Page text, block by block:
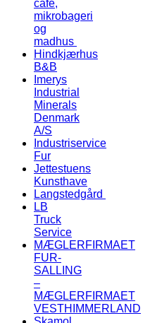
café,
mikrobageri
og
madhus
Hindkjærhus
B&B
Imerys
Industrial
Minerals
Denmark
A/S
Industriservice
Fur
Jettestuens
Kunsthave
Langstedgård
LB
Truck
Service
MÆGLERFIRMAET
FUR-
SALLING
–
MÆGLERFIRMAET
VESTHIMMERLAND